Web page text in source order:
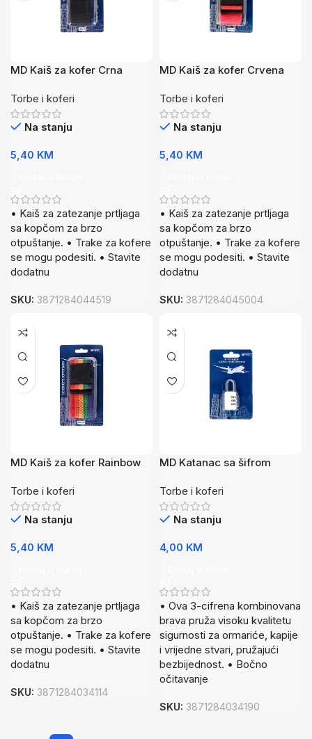
MD Kaiš za kofer Crna
Torbe i koferi
Na stanju
5,40 KM
• Kaiš za zatezanje prtljaga
sa kopčom za brzo
otpuštanje. • Trake za kofere
se mogu podesiti. • Stavite
dodatnu
SKU: 3871284044519
MD Kaiš za kofer Crvena
Torbe i koferi
Na stanju
5,40 KM
• Kaiš za zatezanje prtljaga
sa kopčom za brzo
otpuštanje. • Trake za kofere
se mogu podesiti. • Stavite
dodatnu
SKU: 3871284045004
MD Kaiš za kofer Rainbow
Torbe i koferi
Na stanju
5,40 KM
• Kaiš za zatezanje prtljaga
sa kopčom za brzo
otpuštanje. • Trake za kofere
se mogu podesiti. • Stavite
dodatnu
SKU: 3871284034114
MD Katanac sa šifrom
Torbe i koferi
Na stanju
4,00 KM
• Ova 3-cifrena kombinovana
brava pruža visoku kvalitetu
sigurnosti za ormariće, kapije
i vrijedne stvari, pružajući
bezbijednost. • Bočno
očitavanje
SKU: 3871284034190